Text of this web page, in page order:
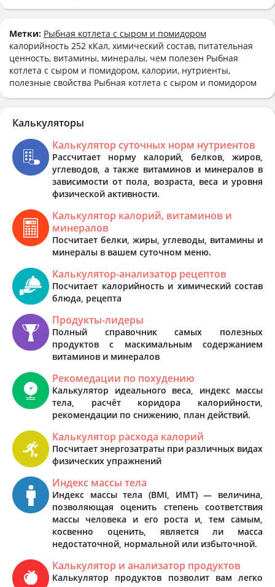
Метки: Рыбная котлета с сыром и помидором
калорийность 252 кКал, химический состав, питательная
ценность, витамины, минералы, чем полезен Рыбная
котлета с сыром и помидором, калории, нутриенты,
полезные свойства Рыбная котлета с сыром и помидором
Калькуляторы
Калькулятор суточных норм нутриентов
Рассчитает норму калорий, белков, жиров,
углеводов, а также витаминов и минералов в
зависимости от пола, возраста, веса и уровня
физической активности.
Калькулятор калорий, витаминов и
минералов
Посчитает белки, жиры, углеводы, витамины и
минералы в вашем суточном меню.
Калькулятор-анализатор рецептов
Посчитает калорийность и химический состав
блюда, рецепта
Продукты-лидеры
Полный справочник самых полезных
продуктов с маскимальным содержанием
витаминов и минералов
Рекомедации по похудению
Калькулятор идеального веса, индекс массы
тела, расчёт коридора калорийности,
рекомендации по снижению, план действий.
Калькулятор расхода калорий
Посчитает энергозатраты при различных видах
физических упражнений
Индекс массы тела
Индекс массы тела (BMI, ИМТ) — величина,
позволяющая оценить степень соответствия
массы человека и его роста и, тем самым,
косвенно оценить, является ли масса
недостаточной, нормальной или избыточной.
Калькулятор и анализатор продуктов
Калькулятор продуктов позволит вам легко